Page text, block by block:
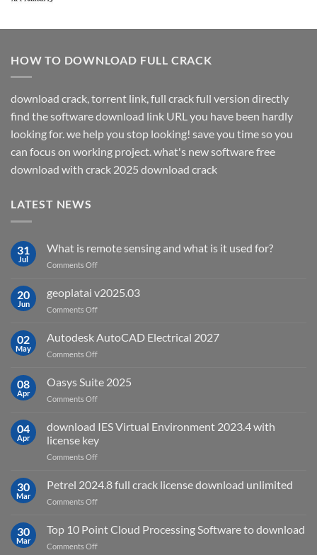
HOW TO DOWNLOAD FULL CRACK
download crack, torrent link, full crack full version directly
find the software download link URL you have been hardly
looking for. we help you stop looking! save you time so you
can focus on working project. what's new software free
download with crack 2025 download crack
LATEST NEWS
31
Jul
What is remote sensing and what is it used for?
Comments Offon
is
remote
sensing
what
for?
20
Jun
geoplatai v2025.03
Comments Offon
v2025.03
02
May
Autodesk AutoCAD Electrical 2027
Comments Offon
AutoCAD
Electrical
2027
08
Apr
Oasys Suite 2025
Comments Offon
Suite
2025
04
Apr
download IES Virtual Environment 2023.4 with
license key
Comments Offon
IES
Virtual
Environment
with
30
Mar
Petrel 2024.8 full crack license download unlimited
Comments Offon
2024.8
full
crack
30
Mar
Top 10 Point Cloud Processing Software to download
Comments Offon